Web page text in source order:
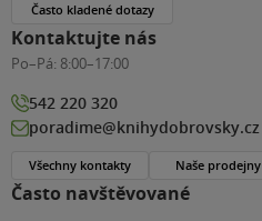
Často navštěvované
Často kladené dotazy
Kontaktujte nás
Po–Pá: 8:00–17:00
542 220 320
poradime@knihydobrovsky.cz
Všechny kontakty Naše prodejny